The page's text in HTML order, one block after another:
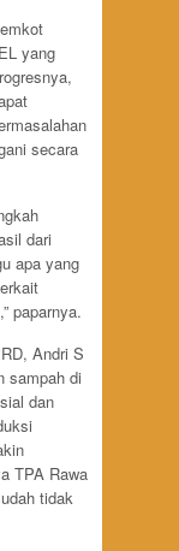
yang
secara
dari
apa yang
paparnya.
Andri S
sampah di
dan
TPA Rawa
tidak